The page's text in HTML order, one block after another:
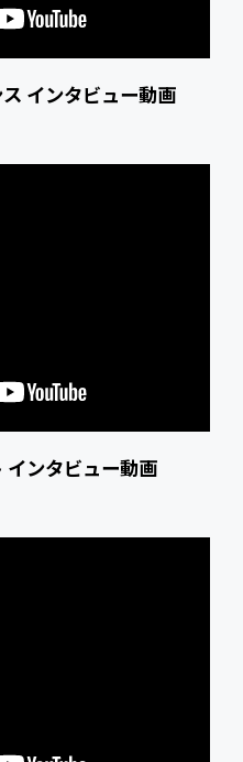
インタビュー動画
インタビュー動画